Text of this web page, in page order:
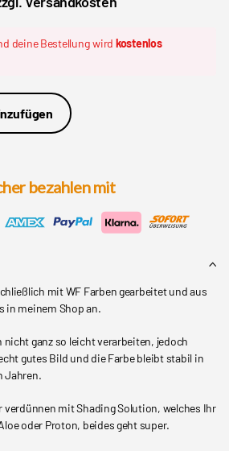
deine Bestellung wird kostenlos
bezahlen mit
mit WF Farben gearbeitet und aus
in meinem Shop an.
nicht ganz so leicht verarbeiten, jedoch
gutes Bild und die Farbe bleibt stabil in
Jahren.
verdünnen mit Shading Solution, welches Ihr
oder Proton, beides geht super.